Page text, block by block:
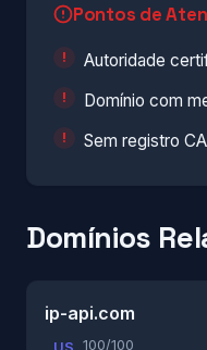
Pontos de
Autoridade
Domínio com
Sem registro
Domínios
ip-api.com
US 100/100